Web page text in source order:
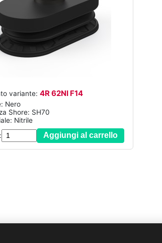
variante:4R 62NI F14
Nero
Shore: SH70
Nitrile
Aggiungi al carrello